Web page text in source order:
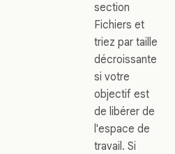
section
Fichiers et
triez par taille
décroissante
si votre
objectif est
de libérer de
l'espace de
travail. Si